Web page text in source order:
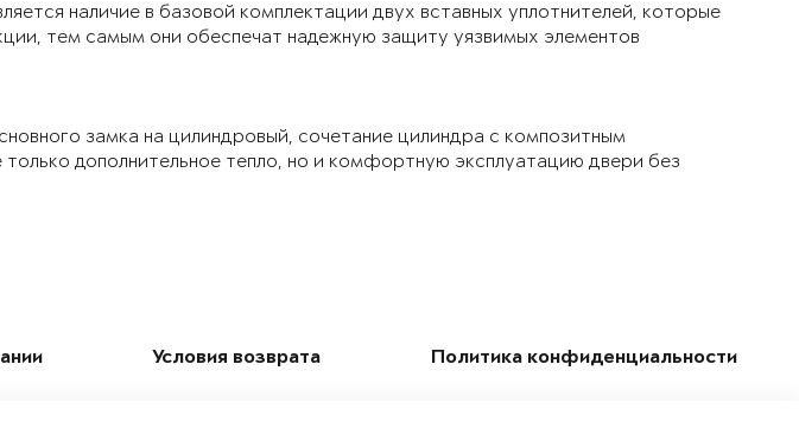
наличие в базовой комплектации двух вставных уплотнителей, которые
тем самым они обеспечат надежную защиту уязвимых элементов
замка на цилиндровый, сочетание цилиндра с композитным
дополнительное тепло, но и комфортную эксплуатацию двери без
Условия возврата Политика конфиденциальности